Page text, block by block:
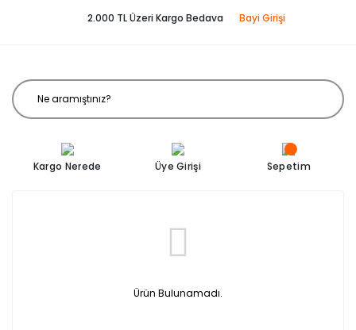
2.000 TL Üzeri Kargo Bedava Bayi Girişi
Kargo Nerede Üye Girişi Sepetim
Ürün Bulunamadı.